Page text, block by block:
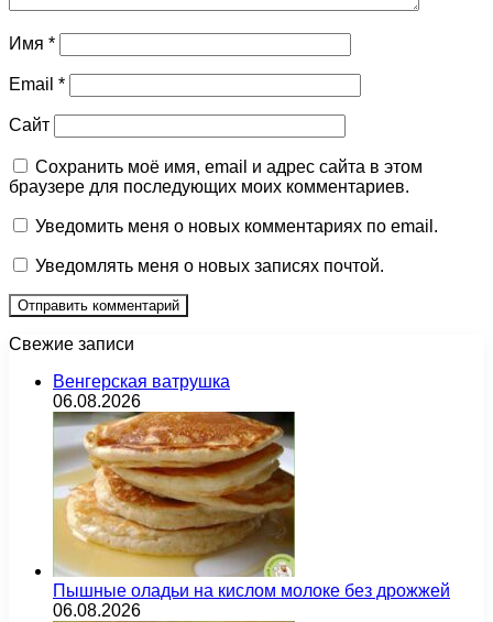
Имя *
Email *
Сайт
Сохранить моё имя, email и адрес сайта в этом
браузере для последующих моих комментариев.
Уведомить меня о новых комментариях по email.
Уведомлять меня о новых записях почтой.
Свежие записи
Венгерская ватрушка
06.08.2026
Пышные оладьи на кислом молоке без дрожжей
06.08.2026